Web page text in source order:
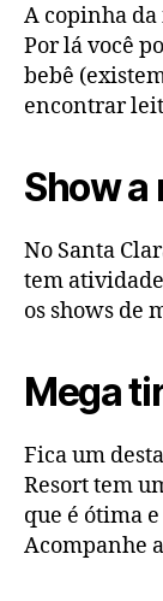
A copinha da
Por lá você
bebê
encontrar
Show a
No Santa
tem
os shows de
Mega
Fica um
Resort tem
que é ótima
Acompanhe